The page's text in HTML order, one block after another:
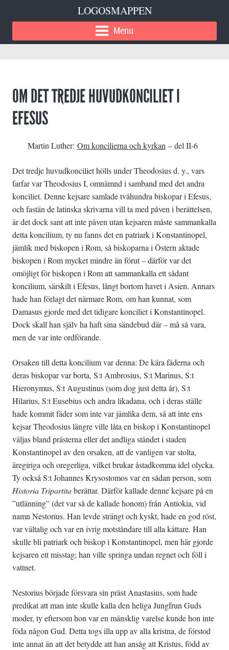
LOGOSMAPPEN
Menu
OM DET TREDJE HUVUDKONCILIET I
EFESUS
Martin Luther: Om koncilierna och kyrkan – del II-6
Det tredje huvudkonciliet hölls under Theodosius d. y., vars
farfar var Theodosius I, omnämnd i samband med det andra
konciliet. Denne kejsare samlade tvåhundra biskopar i Efesus,
och fastän de latinska skrivarna vill ta med påven i berättelsen,
är det dock sant att inte påven utan kejsaren måste sammankalla
detta koncilium, ty nu fanns det en patriark i Konstantinopel,
jämlik med biskopen i Rom, så biskoparna i Östern aktade
biskopen i Rom mycket mindre än förut – därför var det
omöjligt för biskopen i Rom att sammankalla ett sådant
koncilium, särskilt i Efesus, långt bortom havet i Asien. Annars
hade han förlagt det närmare Rom, om han kunnat, som
Damasus gjorde med det tidigare konciliet i Konstantinopel.
Dock skall han själv ha haft sina sändebud där – må så vara,
men de var inte ordförande.
Orsaken till detta koncilium var denna: De kära fäderna och
deras biskopar var borta, S:t Ambrosius, S:t Marinus, S:t
Hieronymus, S:t Augustinus (som dog just detta år), S:t
Hilarius, S:t Eusebius och andra likadana, och i deras ställe
hade kommit fäder som inte var jämlika dem, så att inte ens
kejsar Theodosius längre ville låta en biskop i Konstantinopel
väljas bland prästerna eller det andliga ståndet i staden
Konstantinopel av den orsaken, att de vanligen var stolta,
äregiriga och oregerliga, vilket brukar åstadkomma idel olycka.
Ty också S:t Johannes Krysostomos var en sådan person, som
Historia Tripartitaberättar. Därför kallade denne kejsare på en
”utlänning” (det var så de kallade honom) från Antiokia, vid
namn Nestorius. Han levde strängt och kyskt, hade en god röst,
var vältalig och var en ivrig motståndare till alla kättare. Han
skulle bli patriark och biskop i Konstantinopel, men här gjorde
kejsaren ett misstag; han ville springa undan regnet och föll i
vattnet.
Nestorius började försvara sin präst Anastasius, som hade
predikat att man inte skulle kalla den heliga Jungfrun Guds
moder, ty eftersom hon var en mänsklig varelse kunde hon inte
föda någon Gud. Detta togs illa upp av alla kristna, de förstod
inte annat än att det betydde att han ansåg att Kristus, född av